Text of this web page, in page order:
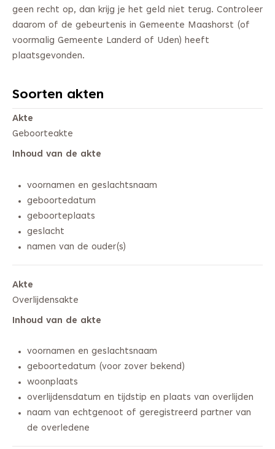
geen recht op, dan krijg je het geld niet terug. Controleer
daarom of de gebeurtenis in Gemeente Maashorst (of
voormalig Gemeente Landerd of Uden) heeft
plaatsgevonden.
Soorten akten
Akte
Geboorteakte
Inhoud van de akte
voornamen en geslachtsnaam
geboortedatum
geboorteplaats
geslacht
namen van de ouder(s)
Akte
Overlijdensakte
Inhoud van de akte
voornamen en geslachtsnaam
geboortedatum (voor zover bekend)
woonplaats
overlijdensdatum en tijdstip en plaats van overlijden
naam van echtgenoot of geregistreerd partner van
de overledene